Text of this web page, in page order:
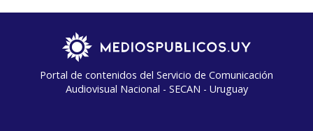
Portal de contenidos del Servicio de Comunicación
Audiovisual Nacional - SECAN - Uruguay